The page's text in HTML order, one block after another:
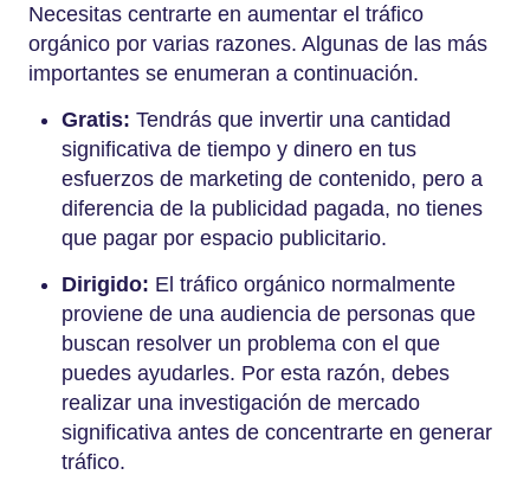
Necesitas centrarte en aumentar el tráfico
orgánico por varias razones. Algunas de las más
importantes se enumeran a continuación.
Gratis: Tendrás que invertir una cantidad
significativa de tiempo y dinero en tus
esfuerzos de marketing de contenido, pero a
diferencia de la publicidad pagada, no tienes
que pagar por espacio publicitario.
Dirigido: El tráfico orgánico normalmente
proviene de una audiencia de personas que
buscan resolver un problema con el que
puedes ayudarles. Por esta razón, debes
realizar una investigación de mercado
significativa antes de concentrarte en generar
tráfico.